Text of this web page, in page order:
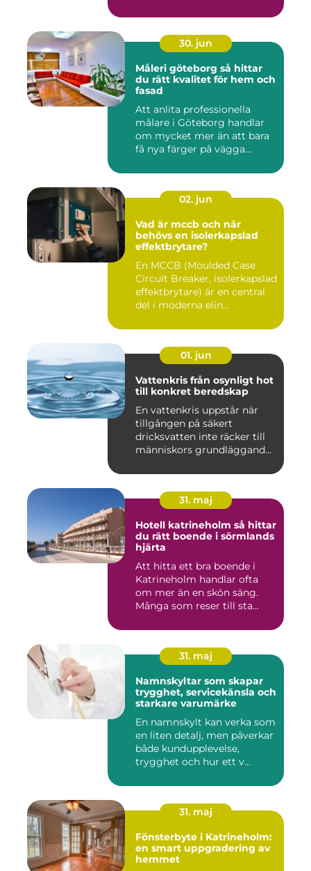
30. jun
Måleri göteborg så hittar
du rätt kvalitet för hem och
fasad
Att anlita professionella
målare i Göteborg handlar
om mycket mer än att bara
få nya färger på vägga...
02. jun
Vad är mccb och när
behövs en isolerkapslad
effektbrytare?
En MCCB (Moulded Case
Circuit Breaker, isolerkapslad
effektbrytare) är en central
del i moderna elin...
01. jun
Vattenkris från osynligt hot
till konkret beredskap
En vattenkris uppstår när
tillgången på säkert
dricksvatten inte räcker till
människors grundläggand...
31. maj
Hotell katrineholm så hittar
du rätt boende i sörmlands
hjärta
Att hitta ett bra boende i
Katrineholm handlar ofta
om mer än en skön säng.
Många som reser till sta...
31. maj
Namnskyltar som skapar
trygghet, servicekänsla och
starkare varumärke
En namnskylt kan verka som
en liten detalj, men påverkar
både kundupplevelse,
trygghet och hur ett v...
31. maj
Fönsterbyte i Katrineholm:
en smart uppgradering av
hemmet